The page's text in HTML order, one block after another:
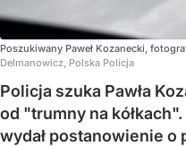
Poszukiwany Paweł Kozanecki,
Delmanowicz, Polska Policja
Policja szuka Pawła
od "trumny na
wydał postanowienie